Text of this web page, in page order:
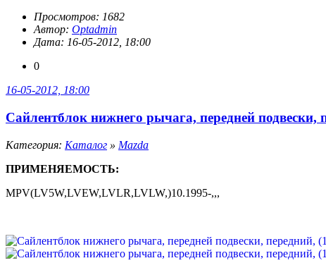
Просмотров: 1682
Автор: Optadmin
Дата: 16-05-2012, 18:00
0
16-05-2012, 18:00
Сайлентблок нижнего рычага, передней подвески,
Категория: Каталог » Mazda
ПРИМЕНЯЕМОСТЬ:
MPV(LV5W,LVEW,LVLR,LVLW,)10.1995-,,,